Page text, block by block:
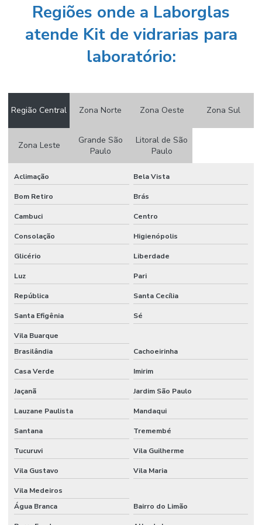
Condutivimetro de bancada
Condutivímetro de bancada preço
Conjunto de destilação
Conjunto extrator de soxhlet
Conjunto de filtração
Conjunto de filtração a vácuo
Conserto de vidraria de laboratório
Contador de colônias
Controlador de vácuo
Copo becker graduado
Copo becker de vidro
Copo becker vidro graduado
Cuba para cromatografia
Cuba para dissolutor
Dessecador a vácuo preço
Dessecador a vácuo vidro
Regiões onde a Laborglas
atende Kit de vidrarias para
laboratório:
Região Central Zona Norte Zona Oeste Zona Sul
Zona Leste
Grande São
Paulo
Litoral de São
Paulo
Aclimação Bela Vista
Bom Retiro Brás
Cambuci Centro
Consolação Higienópolis
Glicério Liberdade
Luz Pari
República Santa Cecília
Santa Efigênia Sé
Vila Buarque
Brasilândia
Cachoeirinha
Casa Verde Imirim
Jaçanã Jardim São Paulo
Lauzane Paulista Mandaqui
Santana Tremembé
Tucuruvi Vila Guilherme
Vila Gustavo Vila Maria
Vila Medeiros
Água Branca
Bairro do Limão